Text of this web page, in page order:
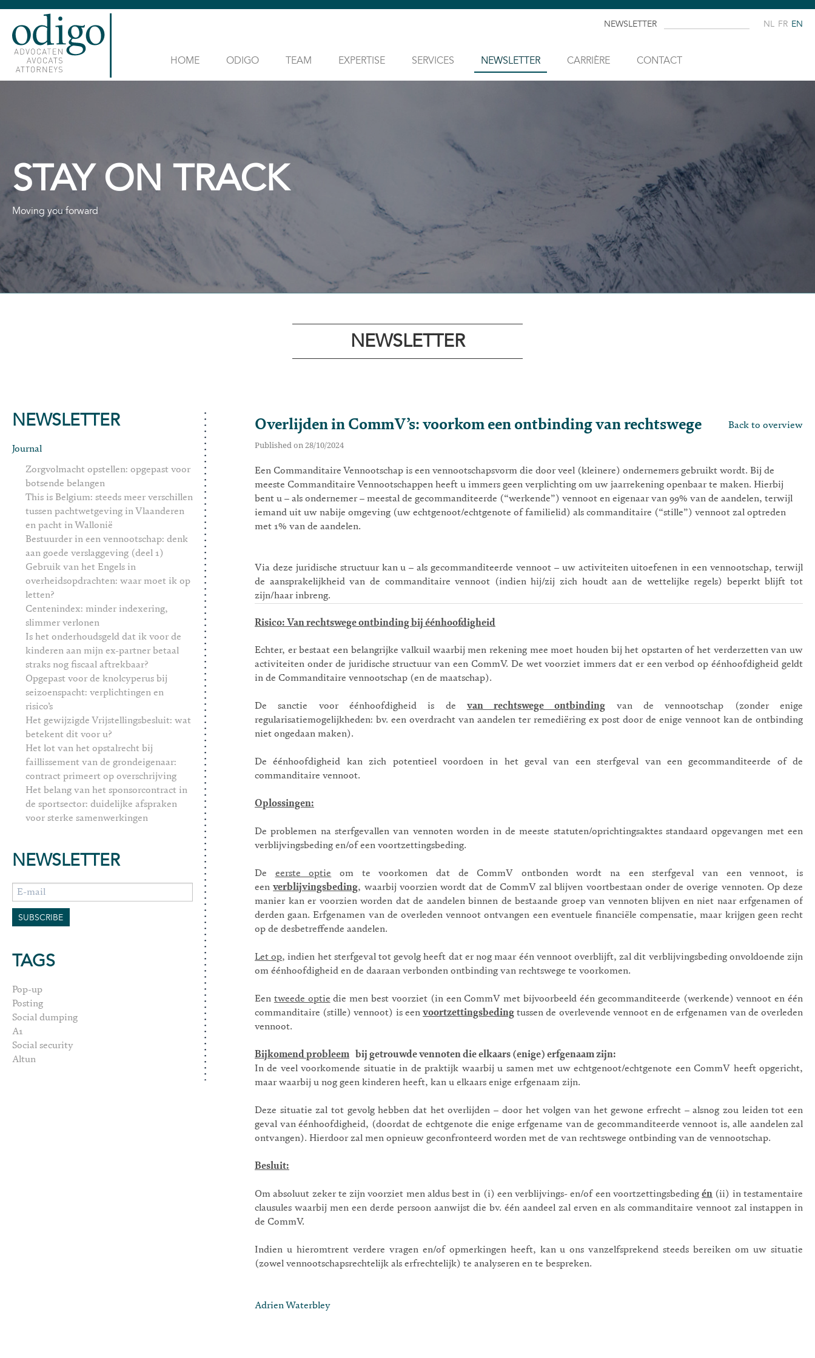
HOME ODIGO TEAM EXPERTISE SERVICES NEWSLETTER CARRIÈRE CONTACT
NEWSLETTER NL FR EN
STAY ON TRACK
Moving you forward
NEWSLETTER
NEWSLETTER
Journal
Zorgvolmacht opstellen: opgepast voor
botsende belangen
This is Belgium: steeds meer verschillen
tussen pachtwetgeving in Vlaanderen
en pacht in Wallonië
Bestuurder in een vennootschap: denk
aan goede verslaggeving (deel 1)
Gebruik van het Engels in
overheidsopdrachten: waar moet ik op
letten?
Centenindex: minder indexering,
slimmer verlonen
Is het onderhoudsgeld dat ik voor de
kinderen aan mijn ex-partner betaal
straks nog fiscaal aftrekbaar?
Opgepast voor de knolcyperus bij
seizoenspacht: verplichtingen en
risico’s
Het gewijzigde Vrijstellingsbesluit: wat
betekent dit voor u?
Het lot van het opstalrecht bij
faillissement van de grondeigenaar:
contract primeert op overschrijving
Het belang van het sponsorcontract in
de sportsector: duidelijke afspraken
voor sterke samenwerkingen
NEWSLETTER
TAGS
Pop-up
Posting
Social dumping
A1
Social security
Altun
Back to overview
Overlijden in CommV’s: voorkom een ontbinding van rechtswege
Published on 28/10/2024
Een Commanditaire Vennootschap is een vennootschapsvorm die door veel (kleinere) ondernemers gebruikt wordt. Bij de
meeste Commanditaire Vennootschappen heeft u immers geen verplichting om uw jaarrekening openbaar te maken. Hierbij
bent u – als ondernemer – meestal de gecommanditeerde (“werkende”) vennoot en eigenaar van 99% van de aandelen, terwijl
iemand uit uw nabije omgeving (uw echtgenoot/echtgenote of familielid) als commanditaire (“stille”) vennoot zal optreden
met 1% van de aandelen.
Via deze juridische structuur kan u – als gecommanditeerde vennoot – uw activiteiten uitoefenen in een vennootschap, terwijl
de aansprakelijkheid van de commanditaire vennoot (indien hij/zij zich houdt aan de wettelijke regels) beperkt blijft tot
zijn/haar inbreng.
Risico: Van rechtswege ontbinding bij éénhoofdigheid
Echter, er bestaat een belangrijke valkuil waarbij men rekening mee moet houden bij het opstarten of het verderzetten van uw
activiteiten onder de juridische structuur van een CommV. De wet voorziet immers dat er een verbod op éénhoofdigheid geldt
in de Commanditaire vennootschap (en de maatschap).
De sanctie voor éénhoofdigheid is de van rechtswege ontbinding van de vennootschap (zonder enige
regularisatiemogelijkheden: bv. een overdracht van aandelen ter remediëring ex post door de enige vennoot kan de ontbinding
niet ongedaan maken).
De éénhoofdigheid kan zich potentieel voordoen in het geval van een sterfgeval van een gecommanditeerde of de
commanditaire vennoot.
Oplossingen:
De problemen na sterfgevallen van vennoten worden in de meeste statuten/oprichtingsaktes standaard opgevangen met een
verblijvingsbeding en/of een voortzettingsbeding.
De eerste optie om te voorkomen dat de CommV ontbonden wordt na een sterfgeval van een vennoot, is
eenverblijvingsbeding, waarbij voorzien wordt dat de CommV zal blijven voortbestaan onder de overige vennoten. Op deze
manier kan er voorzien worden dat de aandelen binnen de bestaande groep van vennoten blijven en niet naar erfgenamen of
derden gaan. Erfgenamen van de overleden vennoot ontvangen een eventuele financiële compensatie, maar krijgen geen recht
op de desbetreffende aandelen.
Let op, indien het sterfgeval tot gevolg heeft dat er nog maar één vennoot overblijft, zal dit verblijvingsbeding onvoldoende zijn
om éénhoofdigheid en de daaraan verbonden ontbinding van rechtswege te voorkomen.
Een tweede optie die men best voorziet (in een CommV met bijvoorbeeld één gecommanditeerde (werkende) vennoot en één
commanditaire (stille) vennoot) is een voortzettingsbeding tussen de overlevende vennoot en de erfgenamen van de overleden
vennoot.
Bijkomend probleem bij getrouwde vennoten die elkaars (enige) erfgenaam zijn:
In de veel voorkomende situatie in de praktijk waarbij u samen met uw echtgenoot/echtgenote een CommV heeft opgericht,
maar waarbij u nog geen kinderen heeft, kan u elkaars enige erfgenaam zijn.
Deze situatie zal tot gevolg hebben dat het overlijden – door het volgen van het gewone erfrecht – alsnog zou leiden tot een
geval van éénhoofdigheid, (doordat de echtgenote die enige erfgename van de gecommanditeerde vennoot is, alle aandelen zal
ontvangen). Hierdoor zal men opnieuw geconfronteerd worden met de van rechtswege ontbinding van de vennootschap.
Besluit:
Om absoluut zeker te zijn voorziet men aldus best in (i) een verblijvings- en/of een voortzettingsbedingén (ii) in testamentaire
clausules waarbij men een derde persoon aanwijst die bv. één aandeel zal erven en als commanditaire vennoot zal instappen in
de CommV.
Indien u hieromtrent verdere vragen en/of opmerkingen heeft, kan u ons vanzelfsprekend steeds bereiken om uw situatie
(zowel vennootschapsrechtelijk als erfrechtelijk) te analyseren en te bespreken.
Adrien Waterbley